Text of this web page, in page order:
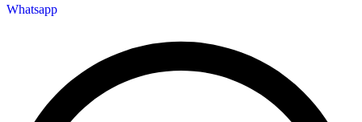
Whatsapp